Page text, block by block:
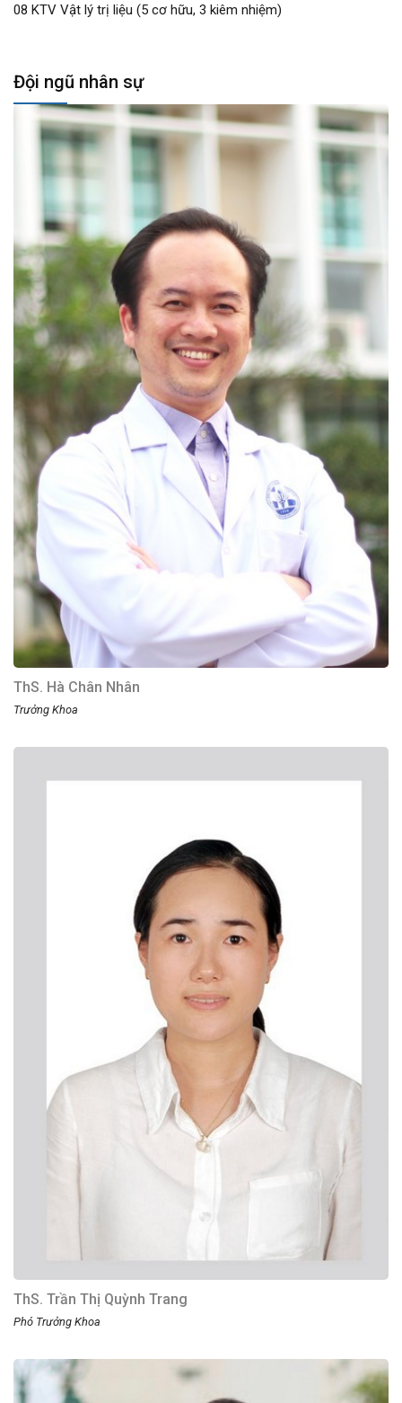
08 KTV Vật lý trị liệu (5 cơ hữu, 3 kiêm nhiệm)
Đội ngũ nhân sự
ThS. Hà Chân Nhân
Trưởng Khoa
ThS. Trần Thị Quỳnh Trang
Phó Trưởng Khoa